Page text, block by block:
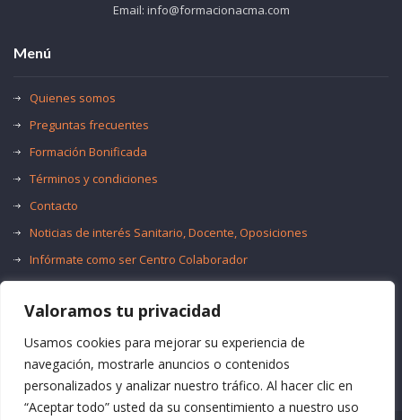
Valoramos tu privacidad
Usamos cookies para mejorar su experiencia de
navegación, mostrarle anuncios o contenidos
personalizados y analizar nuestro tráfico. Al hacer clic en
“Aceptar todo” usted da su consentimiento a nuestro uso
Email: info@formacionacma.com
Menú
Quienes somos
Preguntas frecuentes
Formación Bonificada
Términos y condiciones
Contacto
Noticias de interés Sanitario, Docente, Oposiciones
Infórmate como ser Centro Colaborador
Trabaja con nosotros
Oferta de Empleo Público
Bolsas de Empleo